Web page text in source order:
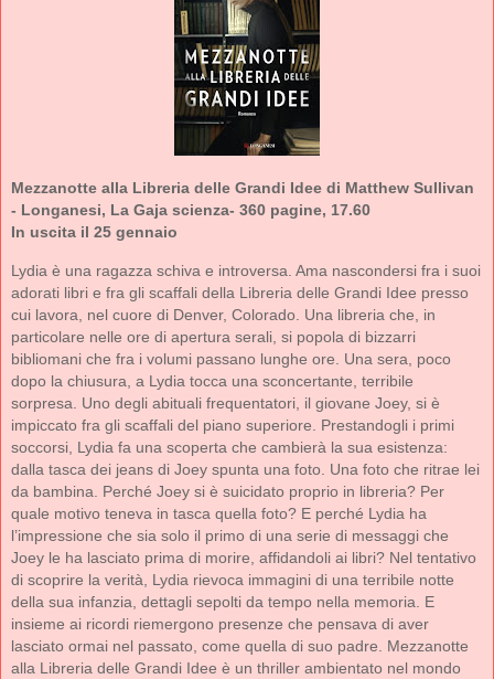
Mezzanotte alla Libreria delle Grandi Idee di Matthew Sullivan
- Longanesi, La Gaja scienza- 360 pagine, 17.60
In uscita il 25 gennaio
Lydia è una ragazza schiva e introversa. Ama nascondersi fra i suoi
adorati libri e fra gli scaffali della Libreria delle Grandi Idee presso
cui lavora, nel cuore di Denver, Colorado. Una libreria che, in
particolare nelle ore di apertura serali, si popola di bizzarri
bibliomani che fra i volumi passano lunghe ore. Una sera, poco
dopo la chiusura, a Lydia tocca una sconcertante, terribile
sorpresa. Uno degli abituali frequentatori, il giovane Joey, si è
impiccato fra gli scaffali del piano superiore. Prestandogli i primi
soccorsi, Lydia fa una scoperta che cambierà la sua esistenza:
dalla tasca dei jeans di Joey spunta una foto. Una foto che ritrae lei
da bambina. Perché Joey si è suicidato proprio in libreria? Per
quale motivo teneva in tasca quella foto? E perché Lydia ha
l’impressione che sia solo il primo di una serie di messaggi che
Joey le ha lasciato prima di morire, affidandoli ai libri? Nel tentativo
di scoprire la verità, Lydia rievoca immagini di una terribile notte
della sua infanzia, dettagli sepolti da tempo nella memoria. E
insieme ai ricordi riemergono presenze che pensava di aver
lasciato ormai nel passato, come quella di suo padre. Mezzanotte
alla Libreria delle Grandi Idee è un thriller ambientato nel mondo